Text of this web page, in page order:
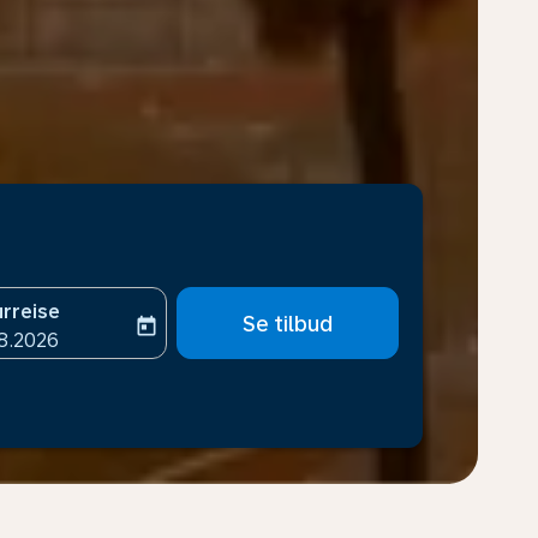
labelreturn-date-aria-label
today Se tilbud